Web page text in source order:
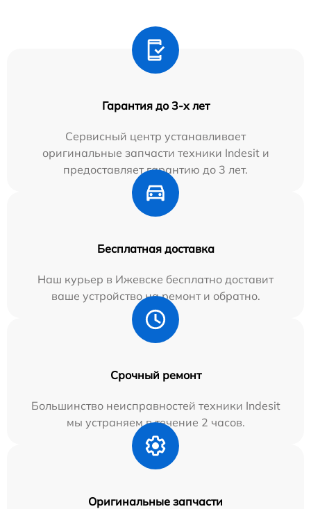
Гарантия до 3-х лет
Сервисный центр устанавливает
оригинальные запчасти техники Indesit и
предоставляет гарантию до 3 лет.
Бесплатная доставка
Наш курьер в Ижевске бесплатно доставит
ваше устройство на ремонт и обратно.
Срочный ремонт
Большинство неисправностей техники Indesit
мы устраняем в течение 2 часов.
Оригинальные запчасти